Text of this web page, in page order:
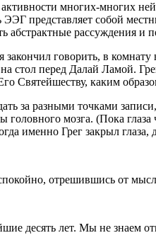
многих-многих
ЭЭГ представляет собой
абстрактные рассуждения и
закончил говорить, в
стол перед Далай Ламой.
Святейшеству, каким
за разными точками
мозга. (Пока
именно Грег закрыл глаза,
отрешившись от
десять лет. Мы не знаем